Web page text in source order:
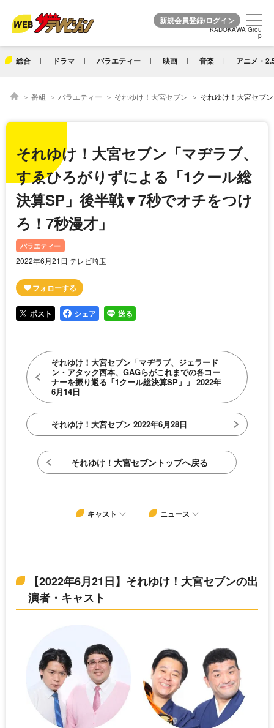
KADOKAWA Grou
p
総合 ドラマ バラエティー 映画 音楽 アニメ・
KADOKAWA Grou
p
番組 バラエティー それゆけ！大宮セブン それゆけ！大宮セブン「マヂラブ、すゑひろがりず
それゆけ！大宮セブン「マヂラブ、
すゑひろがりずによる「1クール総
決算SP」後半戦▼7秒でオチをつけ
ろ！7秒漫才」
バラエティー
2022年6月21日 テレビ埼玉
ポスト シェア 送る
それゆけ！大宮セブン「マヂラブ、ジェラード
ン・アタック西本、GAGらがこれまでの各コー
ナーを振り返る「1クール総決算SP」」 2022年
6月14日
それゆけ！大宮セブン 2022年6月28日
それゆけ！大宮セブントップへ戻る
キャスト ニュース
【2022年6月21日】それゆけ！大宮セブンの出
演者・キャスト